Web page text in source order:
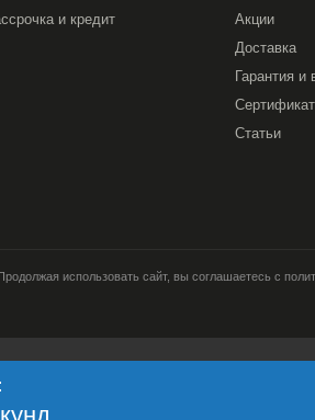
и кредит
Акции
Доставка
Гарантия и
Статьи
использовать сайт, вы соглашаетесь с
по какой рекламе; язык ОС и
ретаргетинга и